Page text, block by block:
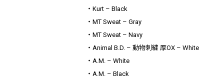
・Kurt – Black
・MT Sweat – Gray
・MT Sweat – Navy
・Animal B.D. – 動物刺繍 厚OX – White
・A.M. – White
・A.M. – Black